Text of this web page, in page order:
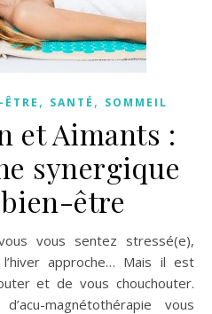
, SANTÉ , SOMMEIL
et Aimants :
synergique
être
approche… Mais il est
et de vous chouchouter.
magnétothérapie vous